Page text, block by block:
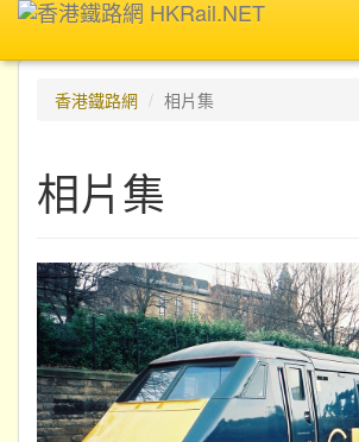
香港鐵路網
相片集
相片集